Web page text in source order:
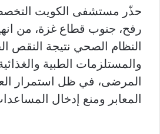
حذّر مستشفى الكويت
رفح، جنوب قطاع غزة، من
النظام الصحي نتيجة النقص
والمستلزمات الطبية
المرضى، في ظل استمرار
المعابر ومنع إدخال